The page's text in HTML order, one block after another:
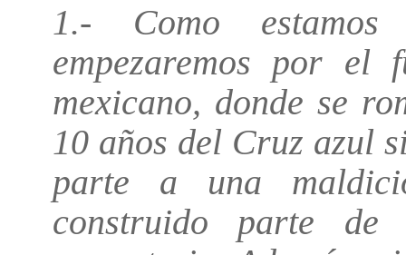
1.- Como
empezaremos por el
mexicano, donde se
10 años del Cruz azul
parte a una
construido parte de